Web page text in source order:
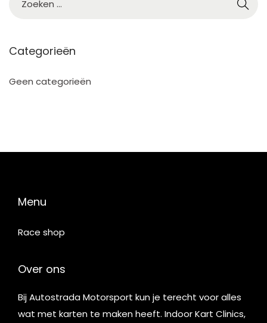
Categorieën
Geen categorieën
Menu
Race shop
Over ons
Bij Autostrada Motorsport kun je terecht voor alles
wat met karten te maken heeft. Indoor Kart Clinics,